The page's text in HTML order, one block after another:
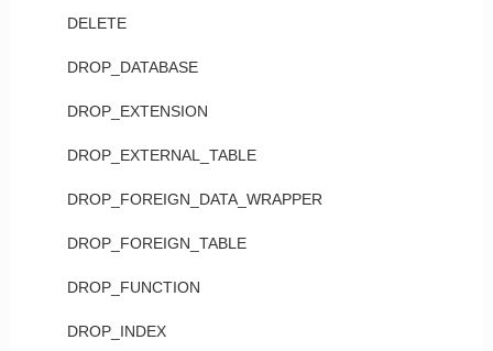
DELETE
DROP_DATABASE
DROP_EXTENSION
DROP_EXTERNAL_TABLE
DROP_FOREIGN_DATA_WRAPPER
DROP_FOREIGN_TABLE
DROP_FUNCTION
DROP_INDEX